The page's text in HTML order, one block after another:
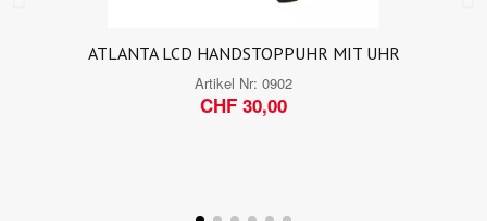
ATLANTA LCD HANDSTOPPUHR MIT UHR
Artikel Nr: 0902
CHF 30,00